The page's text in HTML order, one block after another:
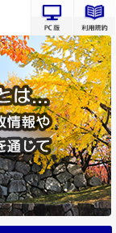
PC版サ